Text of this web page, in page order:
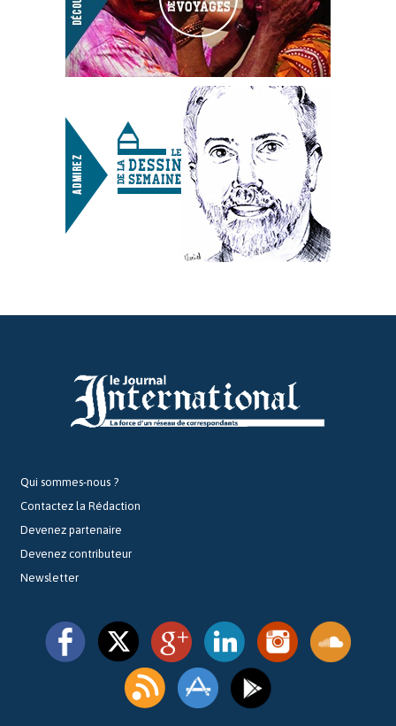
Qui sommes-nous ?
Contactez la Rédaction
Devenez partenaire
Devenez contributeur
Newsletter